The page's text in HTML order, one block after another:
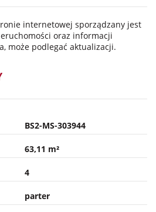
internetowej sporządzany jest
oraz informacji
może podlegać aktualizacji.
BS2-MS-303944
63,11 m²
4
parter